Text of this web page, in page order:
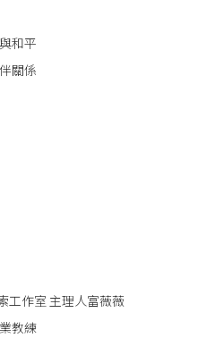
和平
關係
工作室 主理人富薇薇
教練